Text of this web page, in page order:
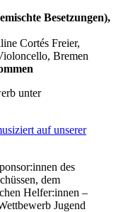
Besetzungen),
Cortés Freier,
Bremen
unter
auf unserer
des
dem
Helfer:innen –
Jugend